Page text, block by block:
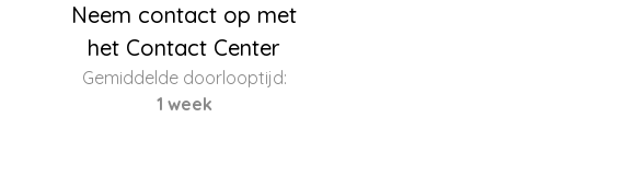
Neem contact op met
het Contact Center
Gemiddelde doorlooptijd:
1 week